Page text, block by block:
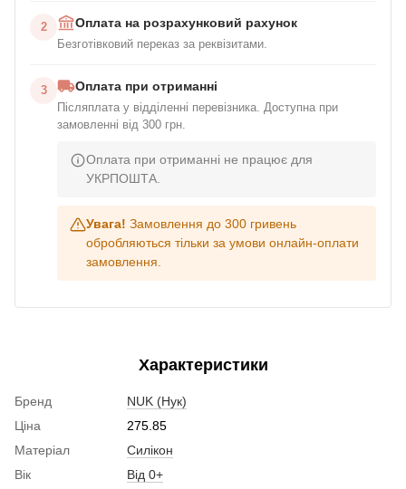
2 Оплата на розрахунковий рахунок
Безготівковий переказ за реквізитами.
3 Оплата при отриманні
Післяплата у відділенні перевізника. Доступна при
замовленні від 300 грн.
Оплата при отриманні не працює для
УКРПОШТА.
Увага! Замовлення до 300 гривень
обробляються тільки за умови онлайн-оплати
замовлення.
Характеристики
Бренд
NUK (Нук)
Ціна
275.85
Матеріал
Силікон
Вік
Від 0+